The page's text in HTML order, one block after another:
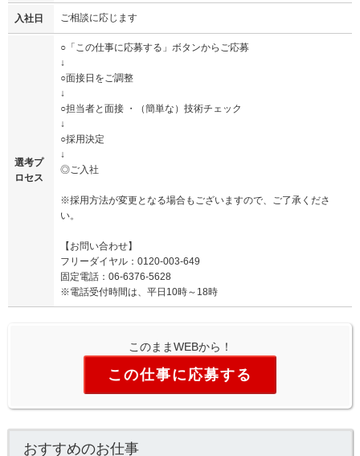
入社日 ご相談に応じます
選考プ
ロセス
○「この仕事に応募する」ボタンからご応募
↓
○面接日をご調整
↓
○担当者と面接 ・（簡単な）技術チェック
↓
○採用決定
↓
◎ご入社
※採用方法が変更となる場合もございますので、ご了承くださ
い。
【お問い合わせ】
フリーダイヤル：0120-003-649
固定電話：06-6376-5628
※電話受付時間は、平日10時～18時
このままWEBから！
この仕事に応募する
おすすめのお仕事